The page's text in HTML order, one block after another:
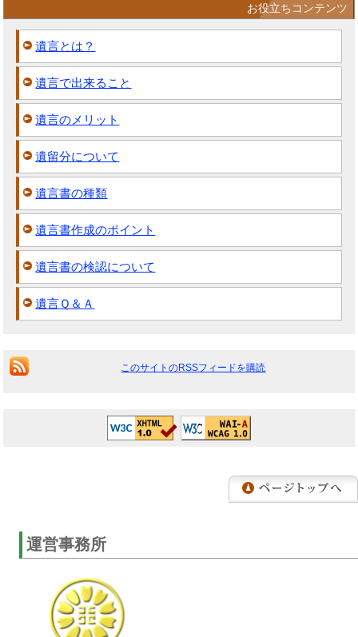
お役立ちコンテンツ
遺言とは？
遺言で出来ること
遺言のメリット
遺留分について
遺言書の種類
遺言書作成のポイント
遺言書の検認について
遺言Ｑ＆Ａ
このサイトのRSSフィードを購読
運営事務所